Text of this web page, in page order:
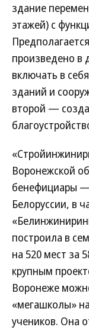
здание
этажей) с
произведено в
включать в
зданий и
второй —
Воронежской
бенефициары
Белоруссии, в
построила в
на 520 мест за
крупным
Воронеже
«мегашколы»
учеников. Она